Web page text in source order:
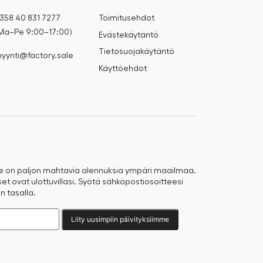
40 831 7277
9:00–17:00)
Toimitusehdot
Evästekäytäntö
Tietosuojakäytäntö
Käyttöehdot
on paljon mahtavia alennuksia ympäri maailmaa.
ovat ulottuvillasi. Syötä sähköpostiosoitteesi
tasalla.
Liity uusimpiin päivityksiimme